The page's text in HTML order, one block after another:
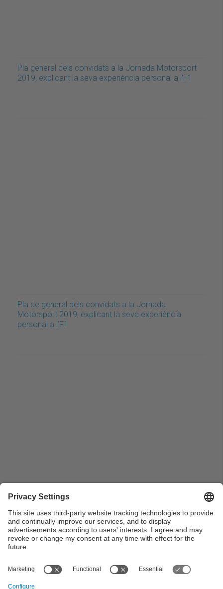
Pla general dels convidats a la Jornada Motorsport
2019, explicant la seva experiència personal a l'F1
Pla de general dels convidats a la Jornada
Motorsport 2019, explicant la seva experiència
personal a l'F1
Gerard Torres, exenginyer de disseny aerodinàmic a
Mercedes F1, realitzant el concurs durant la Jornada